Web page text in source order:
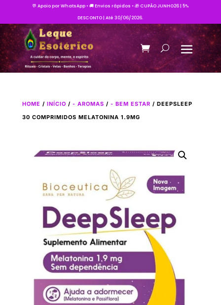
💬 Apoio por WhatsApp • 🚚 Envios rápidos • 🎁 CUPÃO JUNHO26 | 5%
DESCONTO | Até 30/06/2026.
HOME / INÍCIO / - AROMAS / - BEM ESTAR / DEEPSLEEP
30 COMPRIMIDOS MELATONINA 1.9MG